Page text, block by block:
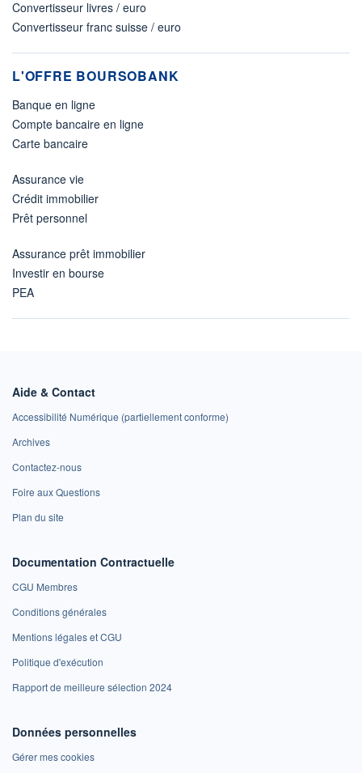
Convertisseur livres / euro
Convertisseur franc suisse / euro
L'OFFRE BOURSOBANK
Banque en ligne
Compte bancaire en ligne
Carte bancaire
Assurance vie
Crédit immobilier
Prêt personnel
Assurance prêt immobilier
Investir en bourse
PEA
Aide & Contact
Accessibilité Numérique (partiellement conforme)
Archives
Contactez-nous
Foire aux Questions
Plan du site
Documentation Contractuelle
CGU Membres
Conditions générales
Mentions légales et CGU
Politique d'exécution
Rapport de meilleure sélection 2024
Données personnelles
Gérer mes cookies